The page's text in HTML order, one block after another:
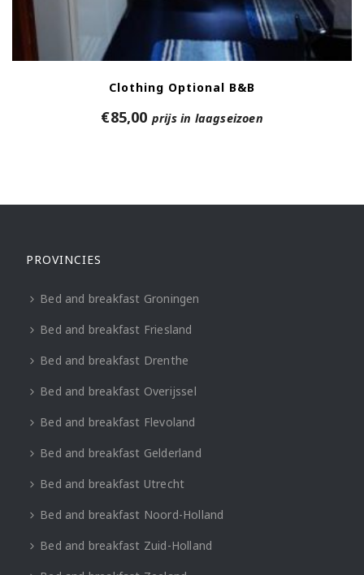
Clothing Optional B&B
€85,00 prijs in laagseizoen
PROVINCIES
Bed and breakfast Groningen
Bed and breakfast Friesland
Bed and breakfast Drenthe
Bed and breakfast Overijssel
Bed and breakfast Flevoland
Bed and breakfast Gelderland
Bed and breakfast Utrecht
Bed and breakfast Noord-Holland
Bed and breakfast Zuid-Holland